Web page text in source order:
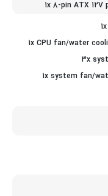
1x 8-pin ATX
1x CPU fan/water
3x
1x system fan/